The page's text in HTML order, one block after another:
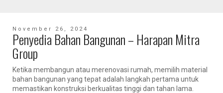
November 26, 2024
Penyedia Bahan Bangunan – Harapan Mitra
Group
Ketika membangun atau merenovasi rumah, memilih material
bahan bangunan yang tepat adalah langkah pertama untuk
memastikan konstruksi berkualitas tinggi dan tahan lama.